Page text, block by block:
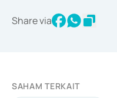
Share via
SAHAM TERKAIT